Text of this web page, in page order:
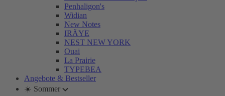
Penhaligon's
Widian
New Notes
IRÄYE
NEST NEW YORK
Ouai
La Prairie
TYPEBEA
Angebote & Bestseller
☀️ Sommer